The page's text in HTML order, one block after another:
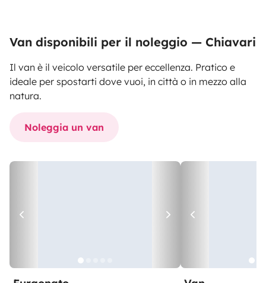
Van disponibili per il noleggio — Chiavari
Il van è il veicolo versatile per eccellenza. Pratico e
ideale per spostarti dove vuoi, in città o in mezzo alla
natura.
Noleggia un van